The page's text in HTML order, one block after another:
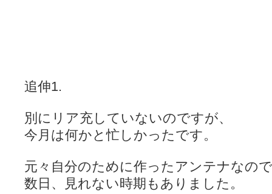
追伸1.
別にリア充していないのですが、
今月は何かと忙しかったです。
元々自分のために作ったアンテナなの
数日、見れない時期もありました。